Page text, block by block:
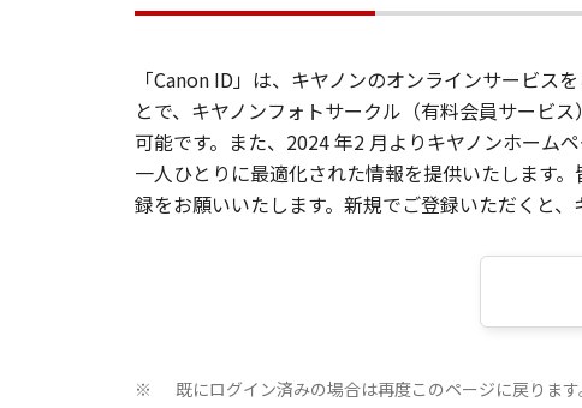
「Canon ID」は、キヤノンのオンラインサービ
とで、キヤノンフォトサークル（有料会員サービ
可能です。また、2024 年2 月よりキヤノンホーム
一人ひとりに最適化された情報を提供いたします
録をお願いいたします。新規でご登録いただくと
※ 既にログイン済みの場合は再度このページに戻ります